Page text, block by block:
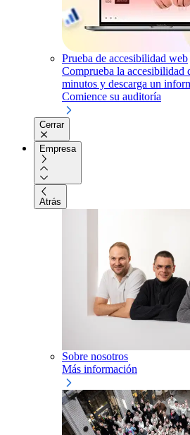
Prueba de accesibilidad web
Comprueba la accesibilidad
minutos y descarga un
Comience su auditoría
Cerrar
Empresa
Atrás
Sobre nosotros
Más información